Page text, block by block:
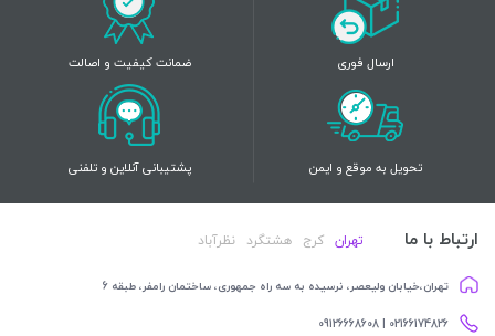
ارسال فوری ضمانت کیفیت و اصالت
تحویل به موقع و ایمن پشتیبانی آنلاین و تلفنی
ارتباط با ما تهران کرج هشتگرد نظرآباد
تهران،خیابان ولیعصر، نرسیده به سه راه جمهوری، ساختمان رامفر، طبقه 6
02166174826 | 09126668608